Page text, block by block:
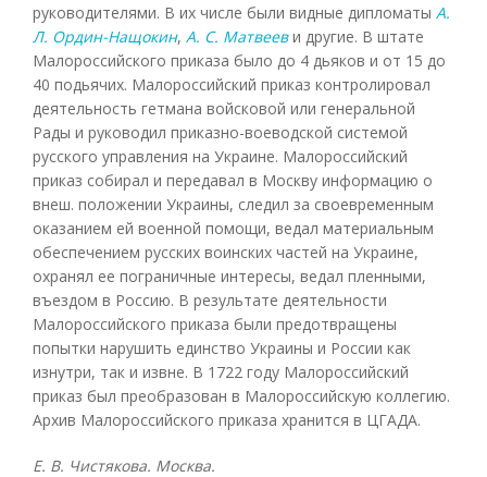
руководителями. В их числе были видные дипломаты А.
Л. Ордин-Нащокин, А. С. Матвееви другие. В штате
Малороссийского приказа было до 4 дьяков и от 15 до
40 подьячих. Малороссийский приказ контролировал
деятельность гетмана войсковой или генеральной
Рады и руководил приказно-воеводской системой
русского управления на Украине. Малороссийский
приказ собирал и передавал в Москву информацию о
внеш. положении Украины, следил за своевременным
оказанием ей военной помощи, ведал материальным
обеспечением русских воинских частей на Украине,
охранял ее пограничные интересы, ведал пленными,
въездом в Россию. В результате деятельности
Малороссийского приказа были предотвращены
попытки нарушить единство Украины и России как
изнутри, так и извне. В 1722 году Малороссийский
приказ был преобразован в Малороссийскую коллегию.
Архив Малороссийского приказа хранится в ЦГАДА.
Е. В. Чистякова. Москва.